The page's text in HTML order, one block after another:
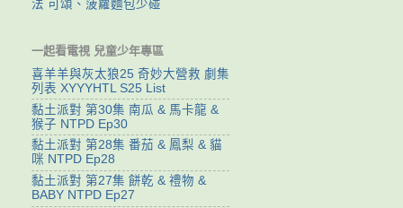
法 可頌、菠蘿麵包少碰
一起看電視 兒童少年專區
喜羊羊與灰太狼25 奇妙大營救 劇集
列表 XYYYHTL S25 List
黏土派對 第30集 南瓜 & 馬卡龍 &
猴子 NTPD Ep30
黏土派對 第28集 番茄 & 鳳梨 & 貓
咪 NTPD Ep28
黏土派對 第27集 餅乾 & 禮物 &
BABY NTPD Ep27